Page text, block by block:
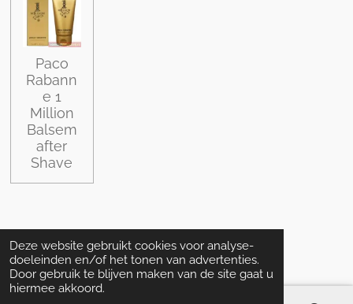
Deze website gebruikt cookies voor analyse-
doeleinden en/of het tonen van advertenties.
Door gebruik te blijven maken van de site gaat u
hiermee akkoord.
Paco
Rabann
e 1
Million
Balsem
after
Shave